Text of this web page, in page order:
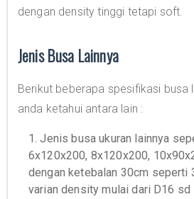
dengan density tinggi tetapi soft.
Jenis Busa Lainnya
Berikut beberapa spesifikasi busa
anda ketahui antara lain :
1. Jenis busa ukuran lainnya
6x120x200, 8x120x200,
dengan ketebalan 30cm seperti
varian density mulai dari D16 sd